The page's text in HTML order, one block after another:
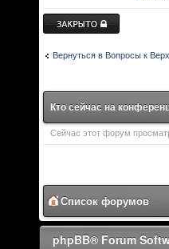
Закрыто
Вернуться в Вопросы к
Кто сейчас на
Сейчас этот форум
Список форумов
phpBB® Forum